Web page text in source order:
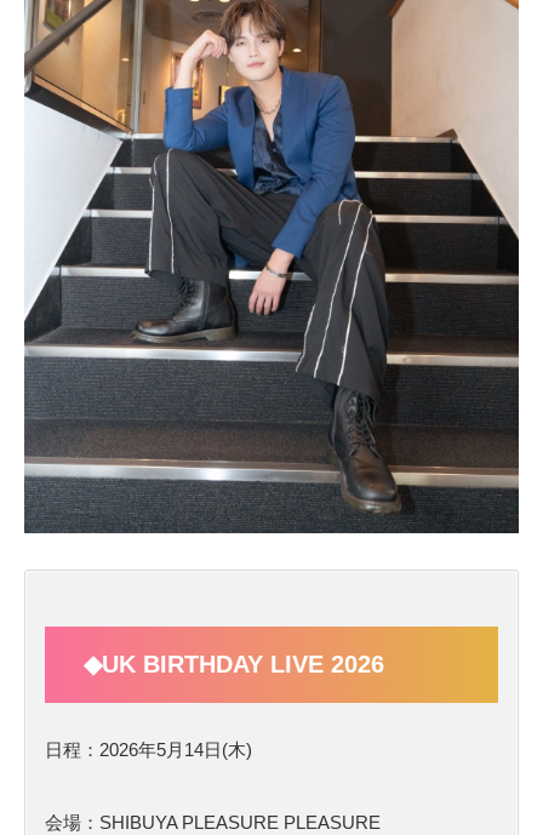
◆UK BIRTHDAY LIVE 2026
日程：2026年5月14日(木)
会場：SHIBUYA PLEASURE PLEASURE